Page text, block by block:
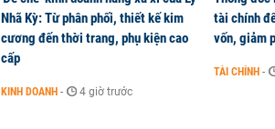
CHỨNG KHOÁN
Giá xăng dầu đồng loạt giảm hơn
Nhã Kỳ: Từ phân phối, thiết kế kim
cương đến thời trang, phụ kiện cao
cấp
KINH DOANH - 4 giờ trước
tài chính
vốn, giảm
TÀI CHÍNH -